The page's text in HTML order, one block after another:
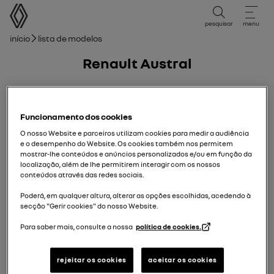
Manual do Utilizador
pesquisar menu
Caminho de navegação
Início Lista de modelos
Renault Austral
26/01/2024para06/04/2025
Funcionamento dos cookies
O nosso Website e parceiros utilizam cookies para medir a audiência
e o desempenho do Website. Os cookies também nos permitem
mostrar-lhe conteúdos e anúncios personalizados e/ou em função da
localização, além de lhe permitirem interagir com os nossos
conteúdos através das redes sociais.
Poderá, em qualquer altura, alterar as opções escolhidas, acedendo à
secção "Gerir cookies" do nosso Website.
Para saber mais, consulte a nossa política de cookies.
rejeitar os cookies aceitar os cookies